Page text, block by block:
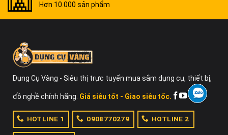
Hơn 10.000 sản phẩm
Dụng Cụ Vàng - Siêu thị trực tuyến mua sắm dụng cụ, thiết bị,
đồ nghề chính hãng. Giá siêu tốt - Giao siêu tốc.
HOTLINE 1 0908770279 HOTLINE 2